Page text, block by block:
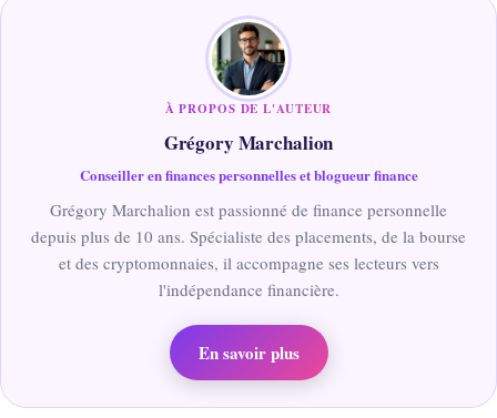
À PROPOS DE L'AUTEUR
Grégory Marchalion
Conseiller en finances personnelles et blogueur finance
Grégory Marchalion est passionné de finance personnelle
depuis plus de 10 ans. Spécialiste des placements, de la bourse
et des cryptomonnaies, il accompagne ses lecteurs vers
l'indépendance financière.
En savoir plus